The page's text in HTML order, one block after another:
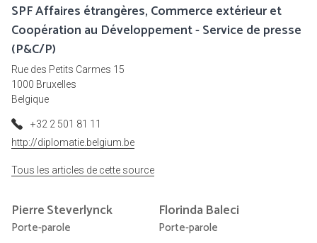
SPF Affaires étrangères, Commerce extérieur et
Coopération au Développement - Service de presse
(P&C/P)
Rue des Petits Carmes 15
1000 Bruxelles
Belgique
+32 2 501 81 11
http://diplomatie.belgium.be
Tous les articles de cette source
PierreSteverlynck
Porte-parole
Florinda Baleci
Porte-parole